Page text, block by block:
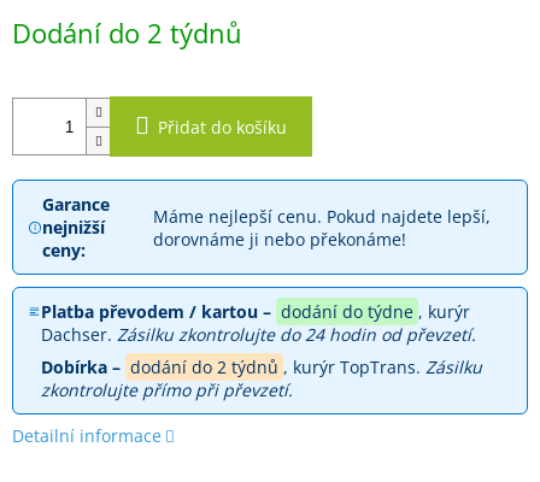
cena:
Dodání do 2 týdnů
Přidat do košíku
Garance
nejnižší
ceny:
Máme nejlepší cenu. Pokud najdete lepší,
dorovnáme ji nebo překonáme!
Platba převodem / kartou – dodání do týdne , kurýr
Dachser. Zásilku zkontrolujte do 24 hodin od převzetí.
Dobírka – dodání do 2 týdnů , kurýr TopTrans. Zásilku
zkontrolujte přímo při převzetí.
Detailní informace